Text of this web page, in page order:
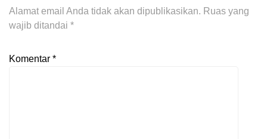
Alamat email Anda tidak akan dipublikasikan. Ruas yang
wajib ditandai *
Komentar *